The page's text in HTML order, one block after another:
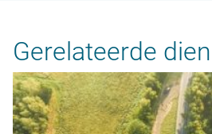
Gerelateerde